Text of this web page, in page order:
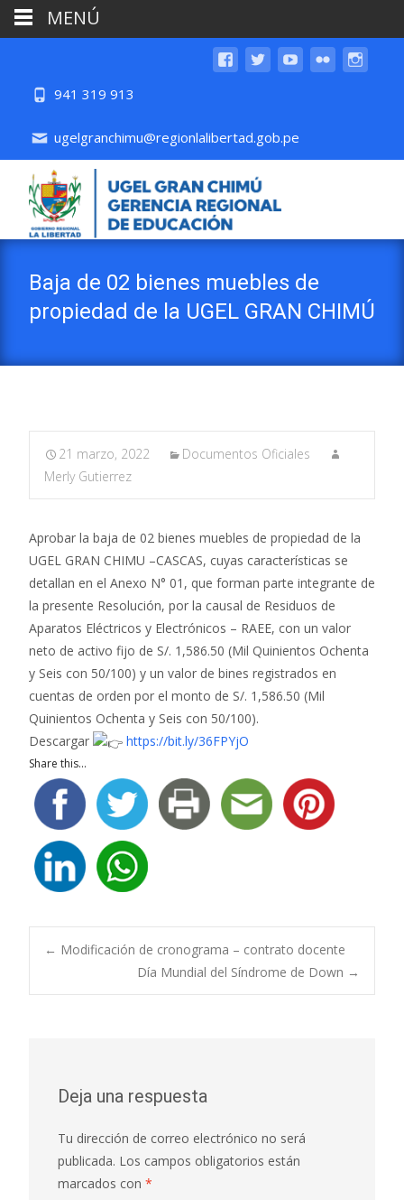
941 319 913
ugelgranchimu@regionlalibertad.gob.pe
Baja de 02 bienes muebles de
propiedad de la UGEL GRAN CHIMÚ
21 marzo, 2022
Documentos Oficiales
Merly Gutierrez
Aprobar la baja de 02 bienes muebles de propiedad de la
UGEL GRAN CHIMU –CASCAS, cuyas características se
detallan en el Anexo N° 01, que forman parte integrante de
la presente Resolución, por la causal de Residuos de
Aparatos Eléctricos y Electrónicos – RAEE, con un valor
neto de activo fijo de S/. 1,586.50 (Mil Quinientos Ochenta
y Seis con 50/100) y un valor de bines registrados en
cuentas de orden por el monto de S/. 1,586.50 (Mil
Quinientos Ochenta y Seis con 50/100).
Descargar
https://bit.ly/36FPYjO
Share this...
Navegación
entradas
← Modificación de cronograma – contrato docente
Día Mundial del Síndrome de Down →
Deja una respuesta
Tu dirección de correo electrónico no será
publicada. Los campos obligatorios están
marcados con *
MENÚ